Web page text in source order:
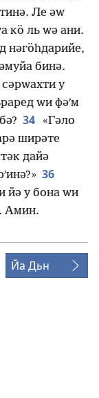
Ле әԝ
кӧ ль ԝә ани.
нәгӧһдарийе,
бинә.
у
ԝи фәʹм
34
«Гәло
ширәте
дайә
36
йә у бона ԝи
Амин.
Йа Дьн